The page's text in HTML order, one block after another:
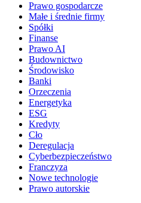
Prawo gospodarcze
Małe i średnie firmy
Spółki
Finanse
Prawo AI
Budownictwo
Środowisko
Banki
Orzeczenia
Energetyka
ESG
Kredyty
Cło
Deregulacja
Cyberbezpieczeństwo
Franczyza
Nowe technologie
Prawo autorskie